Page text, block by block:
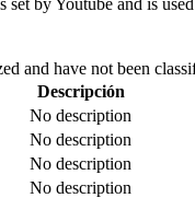
and have not been
Descripción
No description
No description
No description
No description